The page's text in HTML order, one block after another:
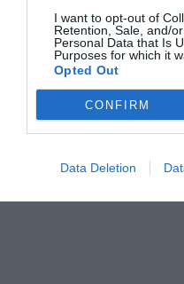
I want to opt-out of
Retention, Sale, and/
Personal Data that Is
Purposes for which it
Opted Out
CONFIRM
Data Deletion